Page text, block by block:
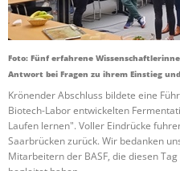
Foto: Fünf erfahrene
Antwort bei Fragen zu ihrem Einstieg
Krönender Abschluss bildete eine
Biotech-Labor entwickelten
Laufen lernen". Voller Eindrücke
Saarbrücken zurück. Wir bedanken
Mitarbeitern der BASF, die diesen